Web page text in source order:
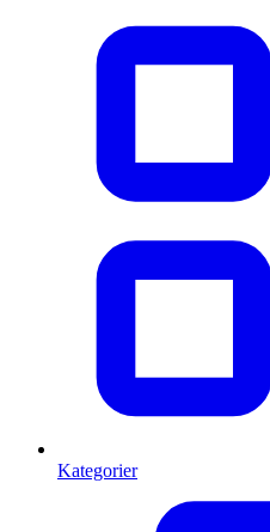
Kategorier